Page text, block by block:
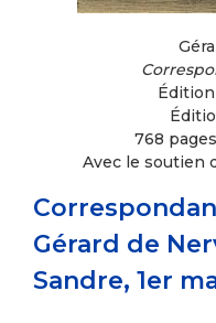
Gérard de
Sandre, 1er
768
Avec le soutien